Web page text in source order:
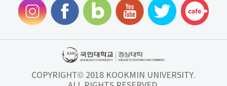
COPYRIGHT© 2018 KOOKMIN UNIVERSITY.